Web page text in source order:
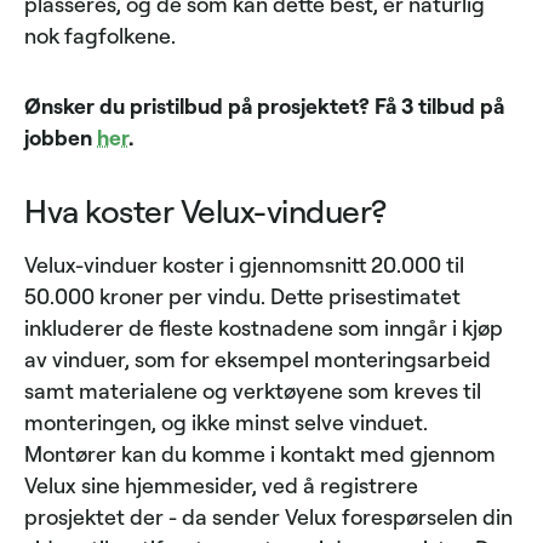
nok fagfolkene.
Ønsker du pristilbud på prosjektet? Få 3 tilbud på
jobben her.
Hva koster Velux-vinduer?
Velux-vinduer koster i gjennomsnitt 20.000 til
50.000 kroner per vindu. Dette prisestimatet
inkluderer de fleste kostnadene som inngår i kjøp
av vinduer, som for eksempel monteringsarbeid
samt materialene og verktøyene som kreves til
monteringen, og ikke minst selve vinduet.
Montører kan du komme i kontakt med gjennom
Velux sine hjemmesider, ved å registrere
prosjektet der - da sender Velux forespørselen din